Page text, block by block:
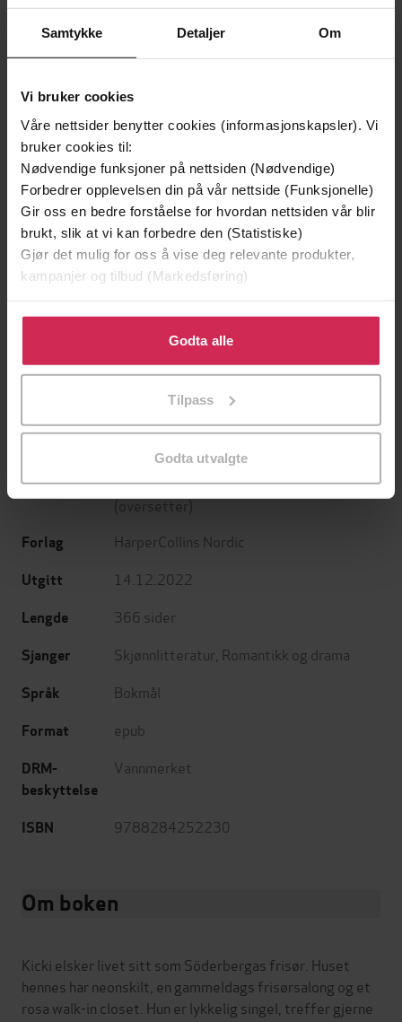
Samtykke Detaljer Om
Vi bruker cookies
Våre nettsider benytter cookies (informasjonskapsler). Vi
bruker cookies til:
Nødvendige funksjoner på nettsiden (Nødvendige)
Forbedrer opplevelsen din på vår nettside (Funksjonelle)
Gir oss en bedre forståelse for hvordan nettsiden vår blir
brukt, slik at vi kan forbedre den (Statistiske)
Gjør det mulig for oss å vise deg relevante produkter,
kampanjer og tilbud (Markedsføring)
Klikk på «Godta alle» for å gi oss ditt samtykke til å
bruke cookies for alle disse formålene. Du kan også
tilpasse ditt samtykke til spesifikke formål ved å klikke
Godta alle
Tilpass
Godta utvalgte
349,-
Jørn Lier Horst
149,-
Stian Hjelvin Andersen
Forfattere Eli Åhman Owetz(forfatter),Mona Berge
(oversetter)
Forlag HarperCollins Nordic
Utgitt 14.12.2022
Lengde 366 sider
Sjanger Skjønnlitteratur Romantikk og drama
Språk Bokmål
Format epub
DRM-
beskyttelse
Vannmerket
ISBN 9788284252230
Om boken
Kicki elsker livet sitt som Söderbergas frisør. Huset
hennes har neonskilt, en gammeldags frisørsalong og et
rosa walk-in closet. Hun er lykkelig singel, treffer gjerne